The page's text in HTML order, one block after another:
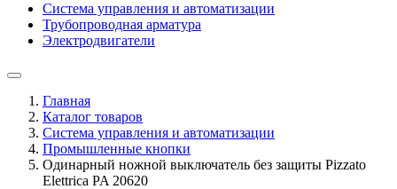
Система управления и автоматизации
Трубопроводная арматура
Электродвигатели
Главная
Каталог товаров
Система управления и автоматизации
Промышленные кнопки
Одинарный ножной выключатель без защиты Pizzato
Elettrica PA 20620